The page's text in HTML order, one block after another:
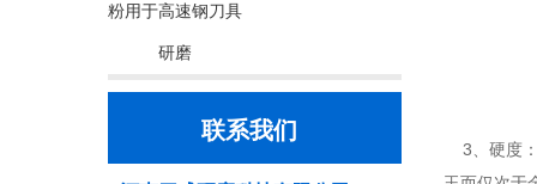
粉用于高速钢刀具
研磨
联系我们
3、硬度：